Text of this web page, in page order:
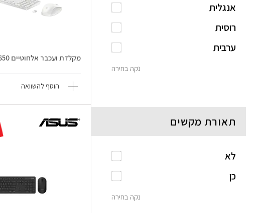
מקלדת ועכבר אלחוטיים HP 650
הוסף להשוואה
אנגלית
רוסית
ערבית
נקה בחירה
תאורת מקשים
לא
כן
נקה בחירה